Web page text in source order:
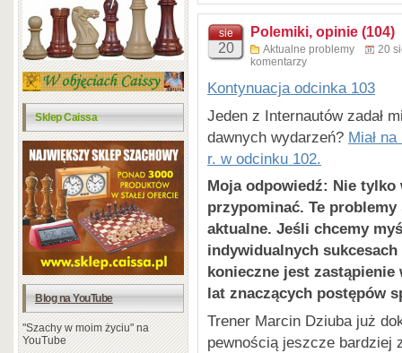
Sklep Caissa
Blog na YouTube
"Szachy w moim życiu" na
YouTube
sie
20
Polemiki, opinie (104)
Aktualne problemy
20
komentarzy
Kontynuacja odcinka 103
Jeden z Internautów zadał
dawnych wydarzeń? Miał
r. w odcinku 102.
Moja odpowiedź: Nie
przypominać. Te
aktualne. Jeśli chcemy
indywidualnych
konieczne jest
lat znaczących postępów
Trener Marcin Dziuba już
pewnością jeszcze bardziej